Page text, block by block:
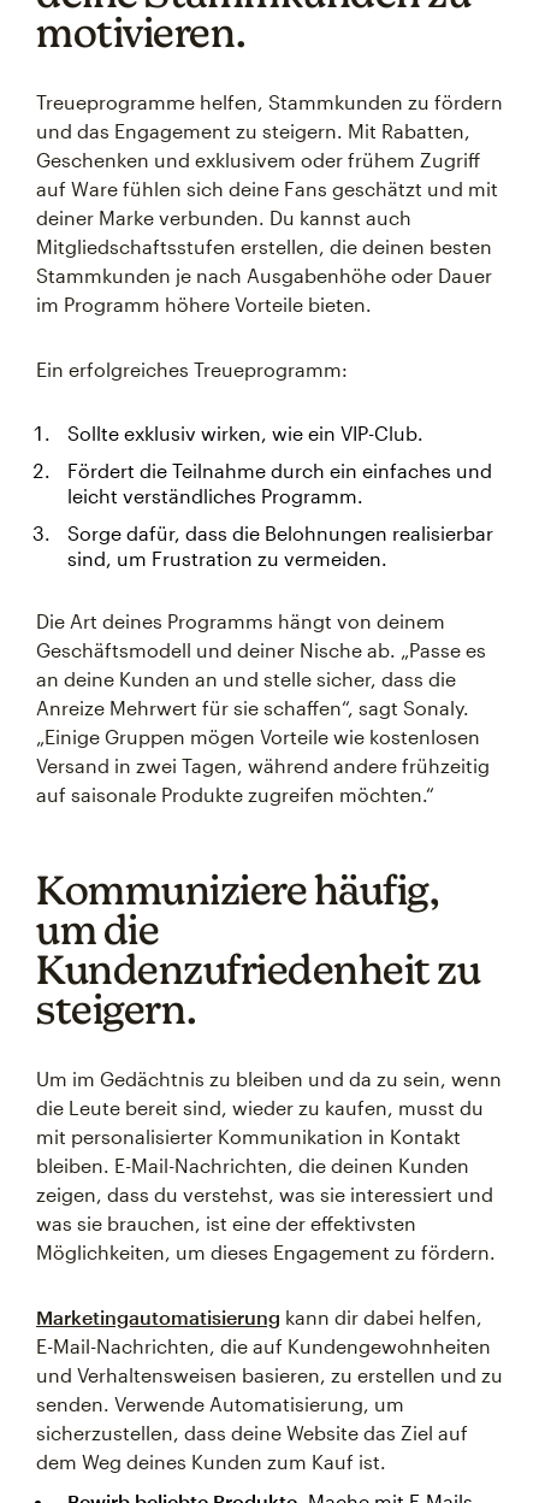
motivieren.
Treueprogramme helfen, Stammkunden zu fördern
und das Engagement zu steigern. Mit Rabatten,
Geschenken und exklusivem oder frühem Zugriff
auf Ware fühlen sich deine Fans geschätzt und mit
deiner Marke verbunden. Du kannst auch
Mitgliedschaftsstufen erstellen, die deinen besten
Stammkunden je nach Ausgabenhöhe oder Dauer
im Programm höhere Vorteile bieten.
Ein erfolgreiches Treueprogramm:
Sollte exklusiv wirken, wie ein VIP-Club.
Fördert die Teilnahme durch ein einfaches und
leicht verständliches Programm.
Sorge dafür, dass die Belohnungen realisierbar
sind, um Frustration zu vermeiden.
Die Art deines Programms hängt von deinem
Geschäftsmodell und deiner Nische ab. „Passe es
an deine Kunden an und stelle sicher, dass die
Anreize Mehrwert für sie schaffen“, sagt Sonaly.
„Einige Gruppen mögen Vorteile wie kostenlosen
Versand in zwei Tagen, während andere frühzeitig
auf saisonale Produkte zugreifen möchten.“
Kommuniziere häufig,
um die
Kundenzufriedenheit zu
steigern.
Um im Gedächtnis zu bleiben und da zu sein, wenn
die Leute bereit sind, wieder zu kaufen, musst du
mit personalisierter Kommunikation in Kontakt
bleiben. E-Mail-Nachrichten, die deinen Kunden
zeigen, dass du verstehst, was sie interessiert und
was sie brauchen, ist eine der effektivsten
Möglichkeiten, um dieses Engagement zu fördern.
Marketingautomatisierung kann dir dabei helfen,
E-Mail-Nachrichten, die auf Kundengewohnheiten
und Verhaltensweisen basieren, zu erstellen und zu
senden. Verwende Automatisierung, um
sicherzustellen, dass deine Website das Ziel auf
dem Weg deines Kunden zum Kauf ist.